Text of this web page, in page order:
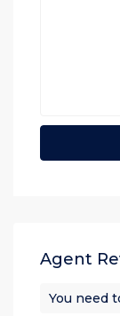
Agent
You need